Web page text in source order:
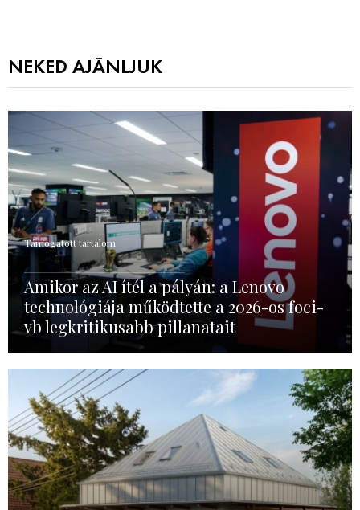
NEKED AJÁNLJUK
Támogatott tartalom
Amikor az AI ítél a pályán: a Lenovo
technológiája működtette a 2026-os foci-
vb legkritikusabb pillanatait